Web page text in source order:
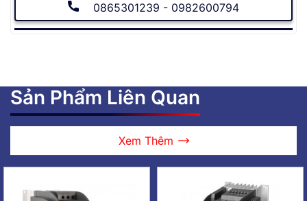
0865301239 - 0982600794
Sản Phẩm Liên Quan
Xem Thêm